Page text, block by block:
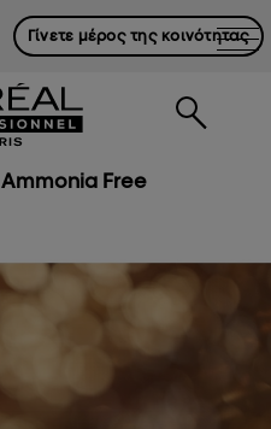
Γίνετε μέρος της κοινότητας
Ammonia Free